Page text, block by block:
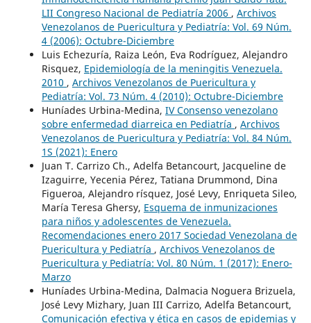
LII Congreso Nacional de Pediatría 2006 , Archivos
Venezolanos de Puericultura y Pediatría: Vol. 69 Núm.
4 (2006): Octubre-Diciembre
Luis Echezuría, Raiza León, Eva Rodríguez, Alejandro
Risquez, Epidemiología de la meningitis Venezuela.
2010 , Archivos Venezolanos de Puericultura y
Pediatría: Vol. 73 Núm. 4 (2010): Octubre-Diciembre
Huníades Urbina-Medina, IV Consenso venezolano
sobre enfermedad diarreica en Pediatría , Archivos
Venezolanos de Puericultura y Pediatría: Vol. 84 Núm.
1S (2021): Enero
Juan T. Carrizo Ch., Adelfa Betancourt, Jacqueline de
Izaguirre, Yecenia Pérez, Tatiana Drummond, Dina
Figueroa, Alejandro rísquez, José Levy, Enriqueta Sileo,
María Teresa Ghersy, Esquema de inmunizaciones
para niños y adolescentes de Venezuela.
Recomendaciones enero 2017 Sociedad Venezolana de
Puericultura y Pediatría , Archivos Venezolanos de
Puericultura y Pediatría: Vol. 80 Núm. 1 (2017): Enero-
Marzo
Huníades Urbina-Medina, Dalmacia Noguera Brizuela,
José Levy Mizhary, Juan III Carrizo, Adelfa Betancourt,
Comunicación efectiva y ética en casos de epidemias y